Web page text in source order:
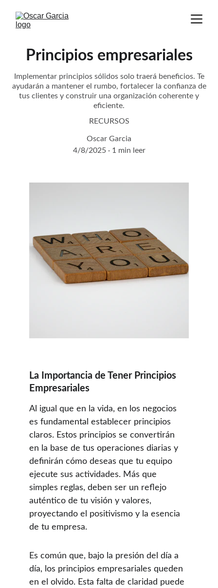
Principios empresariales
Implementar principios sólidos solo traerá beneficios. Te
ayudarán a mantener el rumbo, fortalecer la confianza de
tus clientes y construir una organización coherente y
eficiente.
RECURSOS
Oscar Garcia
4/8/2025
1 min leer
La Importancia de Tener Principios
Empresariales
Al igual que en la vida, en los negocios
es fundamental establecer principios
claros. Estos principios se convertirán
en la base de tus operaciones diarias y
definirán cómo deseas que tu equipo
ejecute sus actividades. Más que
simples reglas, deben ser un reflejo
auténtico de tu visión y valores,
proyectando el positivismo y la esencia
de tu empresa.
Es común que, bajo la presión del día a
día, los principios empresariales queden
en el olvido. Esta falta de claridad puede